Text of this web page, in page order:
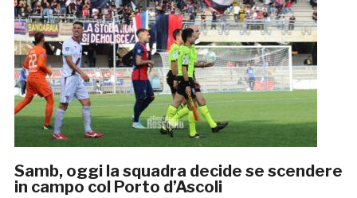
Samb, oggi la squadra decide se scendere
in campo col Porto d’Ascoli